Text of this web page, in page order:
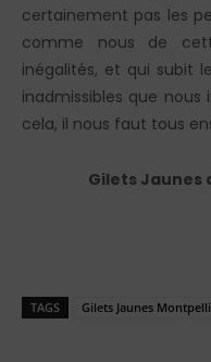
certainement pas les
comme nous de
inégalités, et qui subit
inadmissibles que
cela, il nous faut tous
Gilets Jaunes
TAGS Gilets Jaunes